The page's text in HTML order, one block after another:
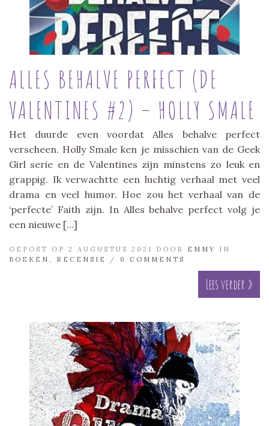
ALLES BEHALVE PERFECT (DE
VALENTINES #2) – HOLLY SMALE
Het duurde even voordat Alles behalve perfect
verscheen. Holly Smale ken je misschien van de Geek
Girl serie en de Valentines zijn minstens zo leuk en
grappig. Ik verwachtte een luchtig verhaal met veel
drama en veel humor. Hoe zou het verhaal van de
‘perfecte’ Faith zijn. In Alles behalve perfect volg je
een nieuwe […]
GEPOST OP 2 AUGUSTUS 2021 DOOR EMMY
IN
BOEKEN
RECENSIE / 0 COMMENTS
Lees verder »